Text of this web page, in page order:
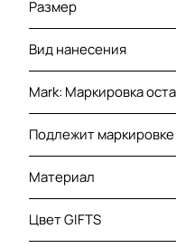
Размер
Вид нанесения
Mark: Маркировка
Подлежит маркировке
Материал
Цвет GIFTS